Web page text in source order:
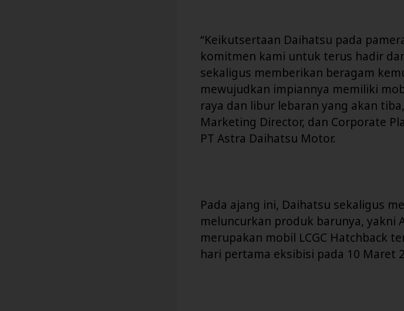
“Keikutsertaan Daihatsu pada
komitmen kami untuk terus hadir
sekaligus memberikan beragam
mewujudkan impiannya memiliki
raya dan libur lebaran yang akan
Marketing Director, dan Corporate
PT Astra Daihatsu Motor.
Pada ajang ini, Daihatsu sekaligus
meluncurkan produk barunya, yakni
merupakan mobil LCGC Hatchback
hari pertama eksibisi pada 10 Maret